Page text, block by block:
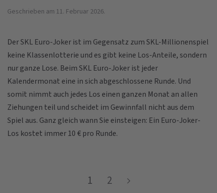
Geschrieben am 11. Februar 2026.
Der SKL Euro-Joker ist im Gegensatz zum SKL-Millionenspiel
keine Klassenlotterie und es gibt keine Los-Anteile, sondern
nur ganze Lose. Beim SKL Euro-Joker ist jeder
Kalendermonat eine in sich abgeschlossene Runde. Und
somit nimmt auch jedes Los einen ganzen Monat an allen
Ziehungen teil und scheidet im Gewinnfall nicht aus dem
Spiel aus. Ganz gleich wann Sie einsteigen: Ein Euro-Joker-
Los kostet immer 10 € pro Runde.
1 2